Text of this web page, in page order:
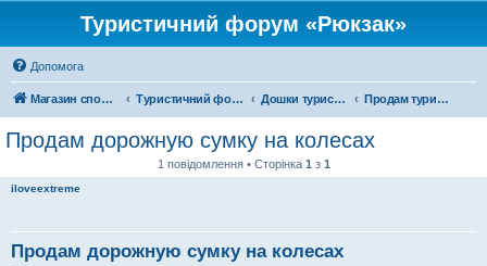
Туристичний форум «Рюкзак»
Допомога
Магазин спорядження Туристичний форум «Рюкзак» Дошки туристичних оголошень Продам туристичне спорядження
Продам дорожную сумку на колесах
1 повідомлення • Сторінка 1 з 1
iloveextreme
Продам дорожную сумку на колесах